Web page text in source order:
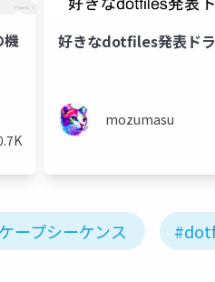
機
好きなdotfiles発表ド
mozumasu
ープシーケンス